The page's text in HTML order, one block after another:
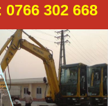
302 668